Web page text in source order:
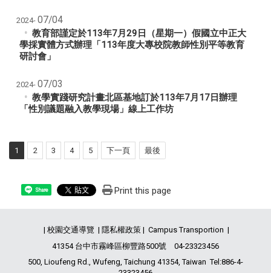
2024- 07/04
教育部謹定於113年7月29日（星期一）假國立中正大
學採實體方式辦理「113年度大專校院教師性別平等教育
研討會」
2024- 07/03
教學實踐研究計畫北區基地訂於113年7月17日辦理
「性別議題融入教學現場」線上工作坊
1 2 3 4 5 下一頁 最後
Share Print this page
| 校園交通導覽 | 隱私權政策 | Campus Transportion |
41354 台中市霧峰區柳豐路500號 04-23323456
500, Lioufeng Rd., Wufeng, Taichung 41354, TaiwanTel:886-4-